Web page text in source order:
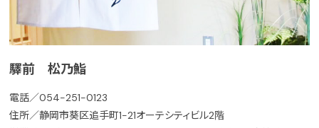
驛前 松乃鮨
電話／054-251-0123
住所／静岡市葵区追手町1-21オーテシティビル2階